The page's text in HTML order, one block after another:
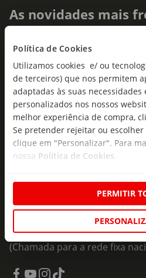
Política de Cookies
Utilizamos cookies e/ ou
de terceiros) que nos permitem
adaptadas às suas
personalizados nos nossos
melhor experiência de compra,
Se pretender rejeitar ou escolher
clique em "Personalizar". Para
nossa Política de Cookies
PERMITIR
As novidades mais
seu e-mail!
Subscreva e descubra
ofertas e novidades para si.
Insira o seu e-
mail
Formulário de Contacto
218 247 247
(Chamada para a rede fixa